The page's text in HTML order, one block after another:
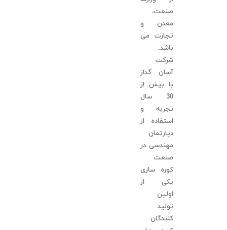
صنعت،
معدن و
تجارت می
باشد.
شرکت
آسان گداز
با بیش از
30 سال
تجربه و
استفاده از
دپارتمان
مهندسی در
صنعت
کوره سازی
یکی از
اولین
تولید
کنندگان